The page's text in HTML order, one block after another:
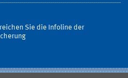
Sie die Infoline der